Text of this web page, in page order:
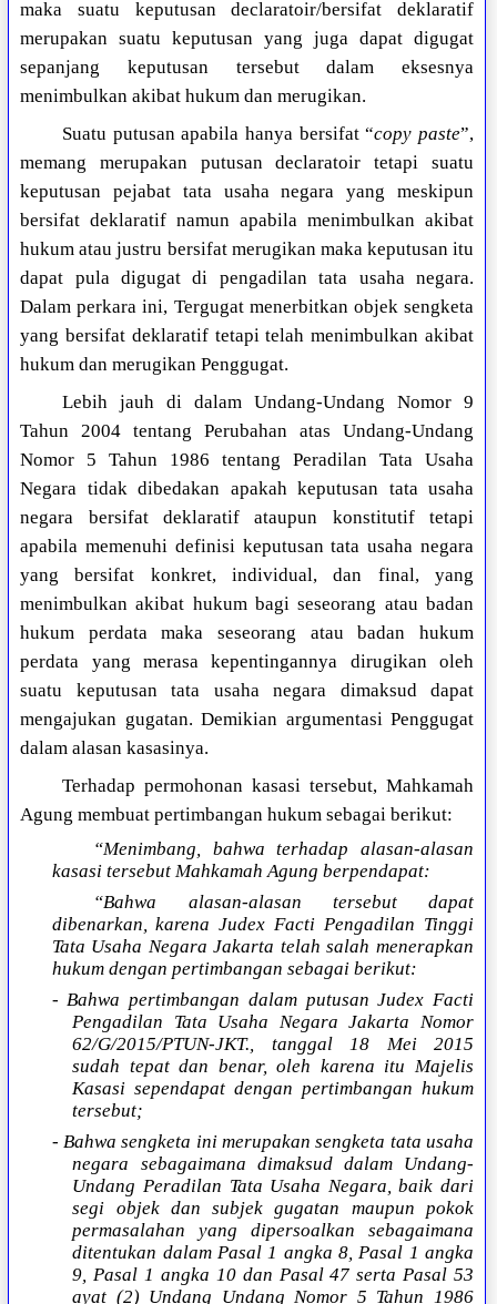
maka suatu keputusan declaratoir/bersifat deklaratif
merupakan suatu keputusan yang juga dapat digugat
sepanjang keputusan tersebut dalam eksesnya
menimbulkan akibat hukum dan merugikan.
Suatu putusan apabila hanya bersifat “copy paste”,
memang merupakan putusan declaratoir tetapi suatu
keputusan pejabat tata usaha negara yang meskipun
bersifat deklaratif namun apabila menimbulkan akibat
hukum atau justru bersifat merugikan maka keputusan itu
dapat pula digugat di pengadilan tata usaha negara.
Dalam perkara ini, Tergugat menerbitkan objek sengketa
yang bersifat deklaratif tetapi telah menimbulkan akibat
hukum dan merugikan Penggugat.
Lebih jauh di dalam Undang-Undang Nomor 9
Tahun 2004 tentang Perubahan atas Undang-Undang
Nomor 5 Tahun 1986 tentang Peradilan Tata Usaha
Negara tidak dibedakan apakah keputusan tata usaha
negara bersifat deklaratif ataupun konstitutif tetapi
apabila memenuhi definisi keputusan tata usaha negara
yang bersifat konkret, individual, dan final, yang
menimbulkan akibat hukum bagi seseorang atau badan
hukum perdata maka seseorang atau badan hukum
perdata yang merasa kepentingannya dirugikan oleh
suatu keputusan tata usaha negara dimaksud dapat
mengajukan gugatan. Demikian argumentasi Penggugat
dalam alasan kasasinya.
Terhadap permohonan kasasi tersebut, Mahkamah
Agung membuat pertimbangan hukum sebagai berikut:
“Menimbang, bahwa terhadap alasan-alasan
kasasi tersebut Mahkamah Agung berpendapat:
“Bahwa alasan-alasan tersebut dapat
dibenarkan, karena Judex Facti Pengadilan Tinggi
Tata Usaha Negara Jakarta telah salah menerapkan
hukum dengan pertimbangan sebagai berikut:
- Bahwa pertimbangan dalam putusan Judex Facti
Pengadilan Tata Usaha Negara Jakarta Nomor
62/G/2015/PTUN-JKT., tanggal 18 Mei 2015
sudah tepat dan benar, oleh karena itu Majelis
Kasasi sependapat dengan pertimbangan hukum
tersebut;
- Bahwa sengketa ini merupakan sengketa tata usaha
negara sebagaimana dimaksud dalam Undang-
Undang Peradilan Tata Usaha Negara, baik dari
segi objek dan subjek gugatan maupun pokok
permasalahan yang dipersoalkan sebagaimana
ditentukan dalam Pasal 1 angka 8, Pasal 1 angka
9, Pasal 1 angka 10 dan Pasal 47 serta Pasal 53
ayat (2) Undang Undang Nomor 5 Tahun 1986